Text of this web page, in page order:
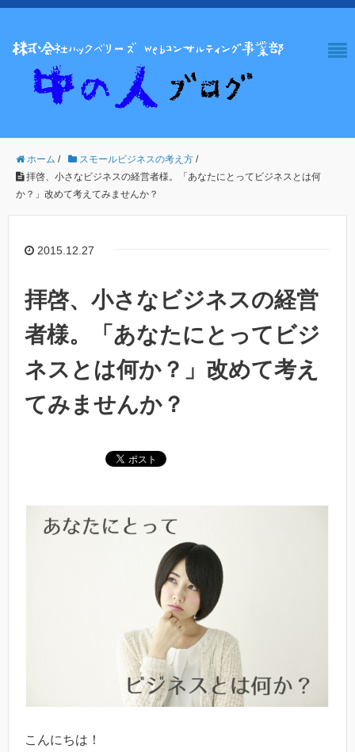
ホーム / スモールビジネスの考え方 /
拝啓、小さなビジネスの経営者様。「あなたにとってビジネスとは何
か？」改めて考えてみませんか？
2015.12.27
拝啓、小さなビジネスの経営
者様。「あなたにとってビジ
ネスとは何か？」改めて考え
てみませんか？
こんにちは！